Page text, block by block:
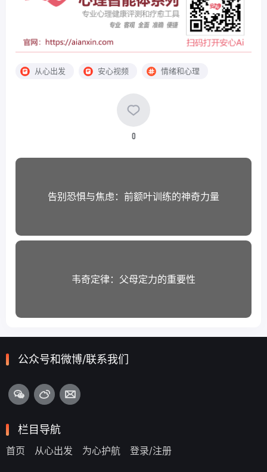
从心出发 安心视频 情绪和心理
0
告别恐惧与焦虑：前额叶训练的神奇力量
韦奇定律：父母定力的重要性
公众号和微博/联系我们
栏目导航
首页 从心出发 为心护航 登录/注册